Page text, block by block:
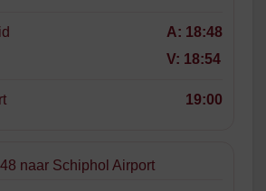
A: 18:48
V: 18:54
19:00
naar Schiphol Airport